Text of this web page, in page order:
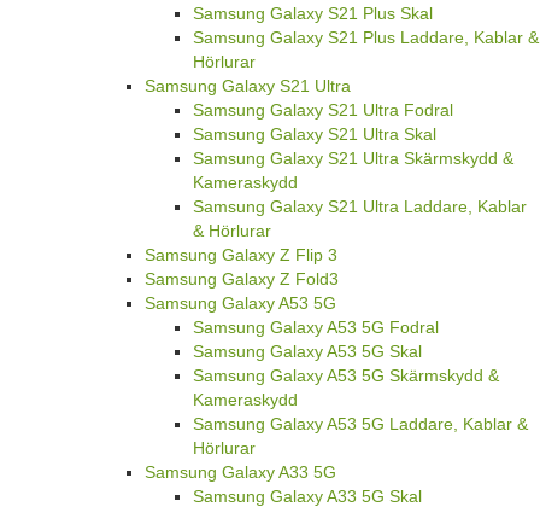
Samsung Galaxy S21 Plus Skal
Samsung Galaxy S21 Plus Laddare, Kablar &
Hörlurar
Samsung Galaxy S21 Ultra
Samsung Galaxy S21 Ultra Fodral
Samsung Galaxy S21 Ultra Skal
Samsung Galaxy S21 Ultra Skärmskydd &
Kameraskydd
Samsung Galaxy S21 Ultra Laddare, Kablar
& Hörlurar
Samsung Galaxy Z Flip 3
Samsung Galaxy Z Fold3
Samsung Galaxy A53 5G
Samsung Galaxy A53 5G Fodral
Samsung Galaxy A53 5G Skal
Samsung Galaxy A53 5G Skärmskydd &
Kameraskydd
Samsung Galaxy A53 5G Laddare, Kablar &
Hörlurar
Samsung Galaxy A33 5G
Samsung Galaxy A33 5G Skal